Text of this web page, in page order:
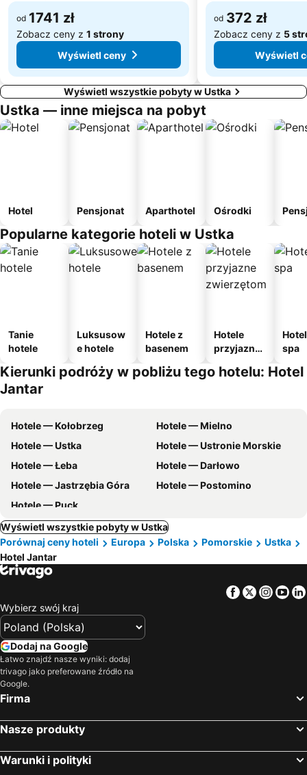
od 1741 zł
Zobacz ceny z 1 strony
Wyświetl ceny
od 372 zł
Zobacz ceny z 5
Wyświetl
Wyświetl wszystkie pobyty w Ustka
Ustka — inne miejsca na pobyt
Hotel Pensjonat Aparthotel Ośrodki
Popularne kategorie hoteli w Ustka
Tanie
hotele
Luksusow
e hotele
Hotele z
basenem
Hotele
przyjazne
m
spa
Kierunki podróży w pobliżu tego hotelu: Hotel
Jantar
Hotele — Kołobrzeg
Hotele — Mielno
Hotele — Ustka
Hotele — Ustronie Morskie
Hotele — Łeba
Hotele — Darłowo
Hotele — Jastrzębia Góra
Hotele — Postomino
Hotele — Puck
Wyświetl wszystkie pobyty w Ustka
Porównaj ceny hoteli
Europa Polska Pomorskie
Ustka
Hotel Jantar
Facebook
Twitter
Wybierz swój kraj
Dodaj na Google
Łatwo znajdź nasze wyniki: dodaj
trivago jako preferowane źródło na
Google.
Firma
Nasze produkty
Warunki i polityki